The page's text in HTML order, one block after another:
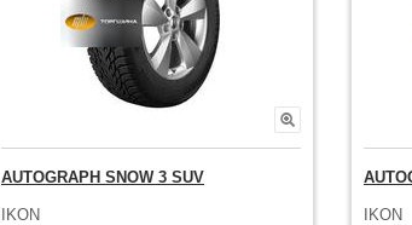
AUTOGRAPH SNOW 3 SUV
IKON
IKON